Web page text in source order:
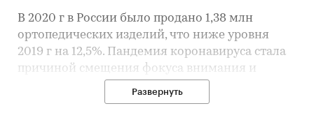
В 2020 г в России было продано 1,38 млн
ортопедических изделий, что ниже уровня
2019 г на 12,5%. Пандемия коронавируса стала
причиной смещения фокуса внимания и
производителей медицинской отрасли и
потребителей. Вырос спрос на средства
Развернуть